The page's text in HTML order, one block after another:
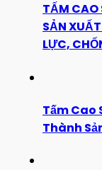
TẤM CAO
SẢN
LỰC,
Tấm Cao
Thành